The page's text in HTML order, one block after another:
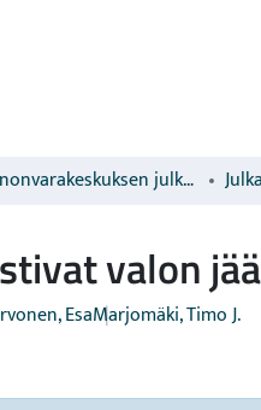
Luonnonvarakeskuksen julkaisut
valon
EsaMarjomäki, Timo J.